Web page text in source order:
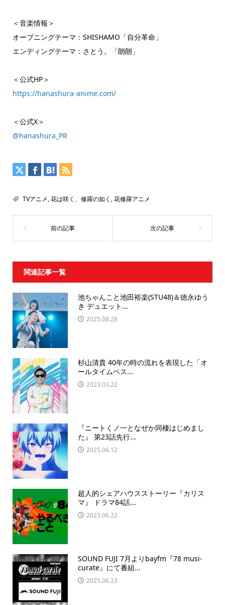
＜音楽情報＞
オープニングテーマ：SHISHAMO「自分革命」
エンディングテーマ：さとう。「朗朗」
＜公式HP＞
https://hanashura-anime.com/
＜公式X＞
@hanashura_PR
TVアニメ,花は咲く、修羅の如く ,花修羅アニメ
関連記事一覧
池ちゃんこと池田裕楽(STU48)＆徳永ゆう
き デュエット...
2025.08.28
杉山清貴 40年の時の流れを表現した「オ
ールタイムベス...
2023.03.22
『ニートくノ一となぜか同棲はじめまし
た』 第23話先行...
2025.06.12
超人的シェアハウスストーリー『カリス
マ』 ドラマ84話...
2023.06.22
SOUND FUJI 7月よりbayfm『78 musi-
curate』にて番組...
2025.06.23